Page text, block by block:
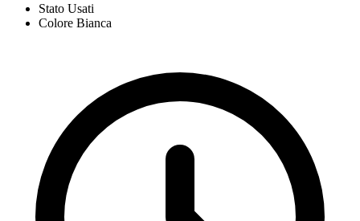
Stato Usati
Colore Bianca